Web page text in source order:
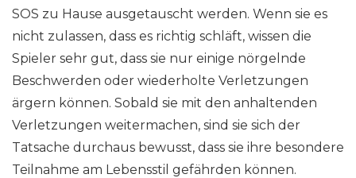
SOS zu Hause ausgetauscht werden. Wenn sie es
nicht zulassen, dass es richtig schläft, wissen die
Spieler sehr gut, dass sie nur einige nörgelnde
Beschwerden oder wiederholte Verletzungen
ärgern können. Sobald sie mit den anhaltenden
Verletzungen weitermachen, sind sie sich der
Tatsache durchaus bewusst, dass sie ihre besondere
Teilnahme am Lebensstil gefährden können.